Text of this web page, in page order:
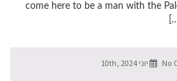
come here to be a man with the
יוני 10th, 2024